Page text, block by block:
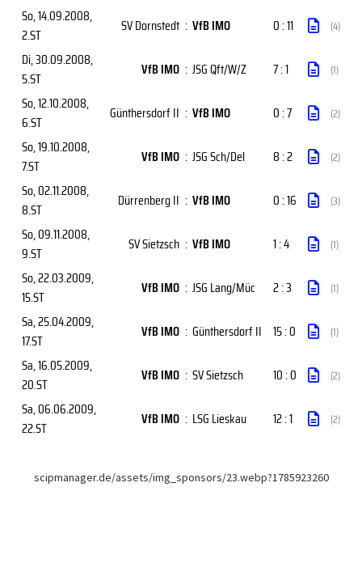
So, 14.09.2008,
2.ST
SV Dornstedt : VfB IMO 0 : 11 (4)
Di, 30.09.2008,
5.ST
VfB IMO : JSG Qft/W/Z 7 : 1 (1)
So, 12.10.2008,
6.ST
Günthersdorf II : VfB IMO 0 : 7 (2)
So, 19.10.2008,
7.ST
VfB IMO : JSG Sch/Del 8 : 2 (2)
So, 02.11.2008,
8.ST
Dürrenberg II : VfB IMO 0 : 16 (3)
So, 09.11.2008,
9.ST
SV Sietzsch : VfB IMO 1 : 4 (1)
So, 22.03.2009,
15.ST
VfB IMO : JSG Lang/Müc 2 : 3 (1)
Sa, 25.04.2009,
17.ST
VfB IMO : Günthersdorf II 15 : 0 (1)
Sa, 16.05.2009,
20.ST
VfB IMO : SV Sietzsch 10 : 0 (2)
Sa, 06.06.2009,
22.ST
VfB IMO : LSG Lieskau 12 : 1 (2)
scipmanager.de/assets/img_sponsors/23.webp?1785923260